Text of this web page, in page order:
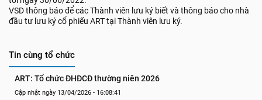
VSD thông báo để các Thành viên lưu ký biết và thông báo cho nhà
đầu tư lưu ký cổ phiếu ART tại Thành viên lưu ký.
Tin cùng tổ chức
ART: Tổ chức ĐHĐCĐ thường niên 2026
Cập nhật ngày 13/04/2026 - 16:08:41